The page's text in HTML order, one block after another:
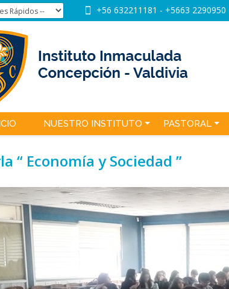
+56 632211181 - +5663 2290950
NUESTRO INSTITUTO PASTORAL
“ Economía y Sociedad ”